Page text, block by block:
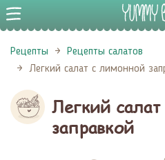
Рецепты
Рецепты салатов
Легкий салат с лимонной
Легкий
заправкой